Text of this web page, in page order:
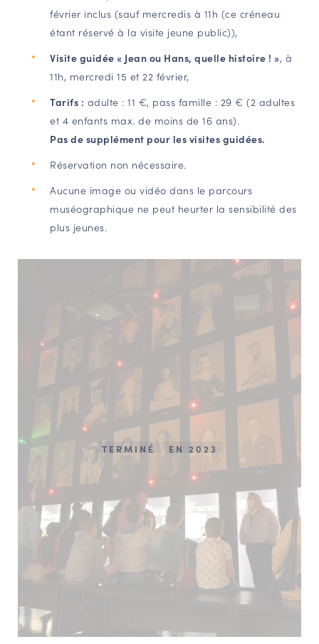
février inclus (sauf mercredis à 11h (ce créneau
étant réservé à la visite jeune public)),
Visite guidée « Jean ou Hans, quelle histoire ! », à
11h, mercredi 15 et 22 février,
Tarifs : adulte : 11 €, pass famille : 29 € (2 adultes
et 4 enfants max. de moins de 16 ans).
Pas de supplément pour les visites guidées.
Réservation non nécessaire.
Aucune image ou vidéo dans le parcours
muséographique ne peut heurter la sensibilité des
plus jeunes.
TERMINÉ EN 2023